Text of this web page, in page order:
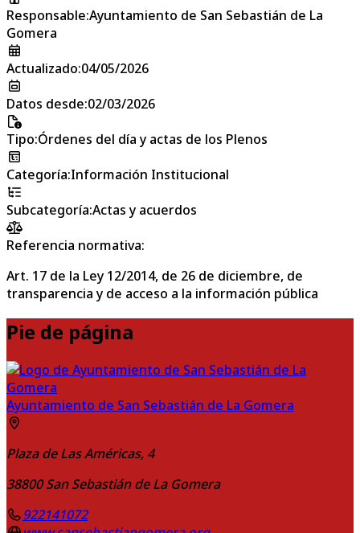
Responsable:Ayuntamiento de San Sebastián de La
Gomera
Actualizado:04/05/2026
Datos desde:02/03/2026
Tipo:Órdenes del día y actas de los Plenos
Categoría:Información Institucional
Subcategoría:Actas y acuerdos
Referencia normativa:
Art. 17 de la Ley 12/2014, de 26 de diciembre, de
transparencia y de acceso a la información pública
Pie de página
Ayuntamiento de San Sebastián de La Gomera
Plaza de Las Américas, 4
38800 San Sebastián de La Gomera
922141072